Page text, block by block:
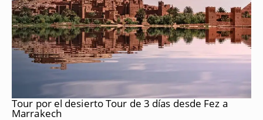
Tour por el desierto Tour de 3 días desde Fez a
Marrakech